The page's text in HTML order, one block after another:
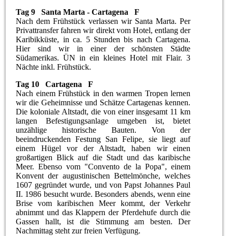
Tag 9 Santa Marta - Cartagena F
Nach dem Frühstück verlassen wir Santa Marta. Per
Privattransfer fahren wir direkt vom Hotel, entlang der
Karibikküste, in ca. 5 Stunden bis nach Cartagena.
Hier sind wir in einer der schönsten Städte
Südamerikas. ÜN in ein kleines Hotel mit Flair. 3
Nächte inkl. Frühstück.
Tag 10 Cartagena F
Nach einem Frühstück in den warmen Tropen lernen
wir die Geheimnisse und Schätze Cartagenas kennen.
Die koloniale Altstadt, die von einer insgesamt 11 km
langen Befestigungsanlage umgeben ist, bietet
unzählige historische Bauten. Von der
beeindruckenden Festung San Felipe, sie liegt auf
einem Hügel vor der Altstadt, haben wir einen
großartigen Blick auf die Stadt und das karibische
Meer. Ebenso vom "Convento de la Popa", einem
Konvent der augustinischen Bettelmönche, welches
1607 gegründet wurde, und von Papst Johannes Paul
II. 1986 besucht wurde. Besonders abends, wenn eine
Brise vom karibischen Meer kommt, der Verkehr
abnimmt und das Klappern der Pferdehufe durch die
Gassen hallt, ist die Stimmung am besten. Der
Nachmittag steht zur freien Verfügung.